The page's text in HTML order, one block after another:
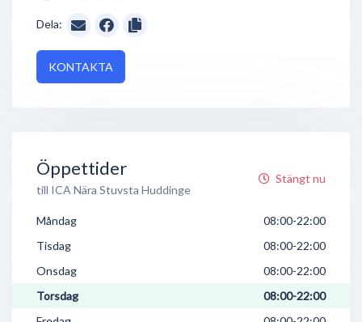
Dela:
KONTAKTA
Öppettider
till ICA Nära Stuvsta Huddinge
Stängt nu
Måndag
08:00-22:00
Tisdag
08:00-22:00
Onsdag
08:00-22:00
Torsdag
08:00-22:00